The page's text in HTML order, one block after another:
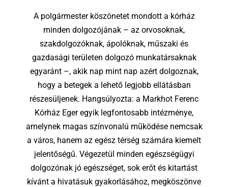
A polgármester köszönetet mondott a kórház
minden dolgozójának – az orvosoknak,
szakdolgozóknak, ápolóknak, műszaki és
gazdasági területen dolgozó munkatársaknak
egyaránt –, akik nap mint nap azért dolgoznak,
hogy a betegek a lehető legjobb ellátásban
részesüljenek. Hangsúlyozta: a Markhot Ferenc
Kórház Eger egyik legfontosabb intézménye,
amelynek magas színvonalú működése nemcsak
a város, hanem az egész térség számára kiemelt
jelentőségű. Végezetül minden egészségügyi
dolgozónak jó egészséget, sok erőt és kitartást
kívánt a hivatásuk gyakorlásához, megköszönve